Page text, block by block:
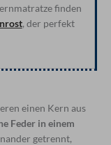
finden
, der perfekt
einen Kern aus
Feder in einem
getrennt,